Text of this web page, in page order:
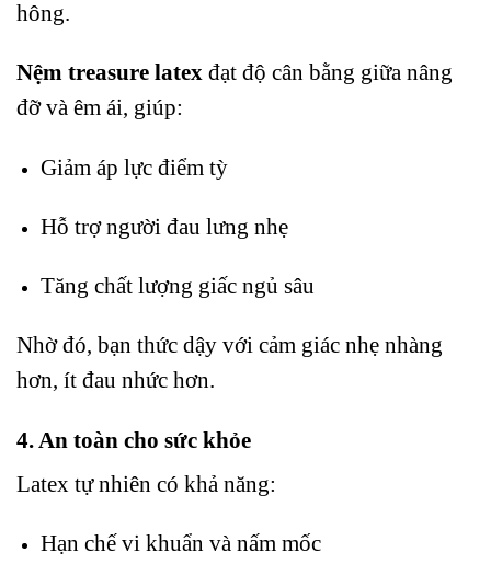
hông.
Nệm treasure latex đạt độ cân bằng giữa nâng
đỡ và êm ái, giúp:
Giảm áp lực điểm tỳ
Hỗ trợ người đau lưng nhẹ
Tăng chất lượng giấc ngủ sâu
Nhờ đó, bạn thức dậy với cảm giác nhẹ nhàng
hơn, ít đau nhức hơn.
4. An toàn cho sức khỏe
Latex tự nhiên có khả năng:
Hạn chế vi khuẩn và nấm mốc